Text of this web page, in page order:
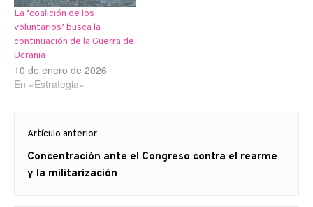
La ‘coalición de los
voluntarios’ busca la
continuación de la Guerra de
Ucrania
10 de enero de 2026
En «Estrategia»
de
entradas
Artículo anterior
Artículo
anterior
Concentración ante el Congreso contra el rearme
y la militarización